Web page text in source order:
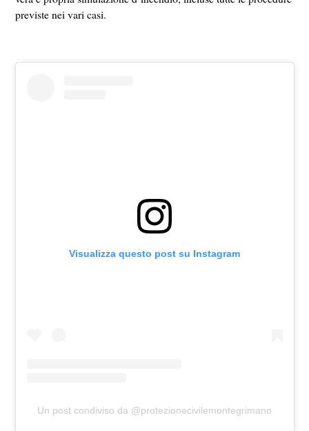
previste nei vari casi.
Visualizza questo post su Instagram
Un post condiviso da @protezionecivilemontegrimano